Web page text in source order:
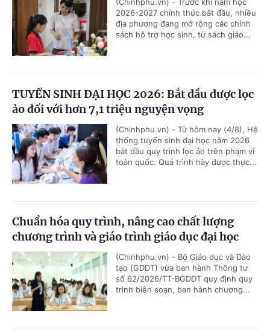
2026-2027 chính thức bắt đầu, nhiều
địa phương đang mở rộng các chính
sách hỗ trợ học sinh, từ sách giáo...
TUYỂN SINH ĐẠI HỌC 2026: Bắt đầu được lọc
ảo đối với hơn 7,1 triệu nguyện vọng
(Chinhphu.vn) - Từ hôm nay (4/8), Hệ
thống tuyển sinh đại học năm 2026
bắt đầu quy trình lọc ảo trên phạm vi
toàn quốc. Quá trình này được thực...
Chuẩn hóa quy trình, nâng cao chất lượng
chương trình và giáo trình giáo dục đại học
(Chinhphu.vn) - Bộ Giáo dục và Đào
tạo (GDĐT) vừa ban hành Thông tư
số 62/2026/TT-BGDĐT quy định quy
trình biên soạn, ban hành chương...